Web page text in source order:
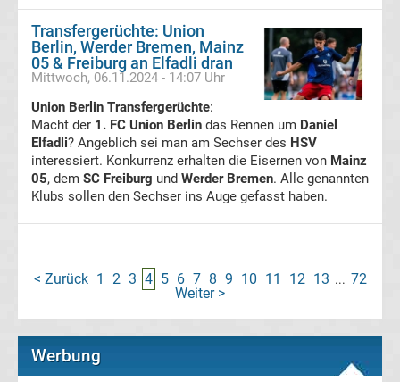
TV
Tabellen
Ergebnisse
International:
La
Liga
Ergebnisse
La
Liga
Transfergerüchte: Union
Berlin, Werder Bremen, Mainz
05 & Freiburg an Elfadli dran
Mittwoch, 06.11.2024 - 14:07 Uhr
Union Berlin Transfergerüchte:
Macht der 1. FC Union Berlin das Rennen um Daniel
Elfadli? Angeblich sei man am Sechser des HSV
interessiert. Konkurrenz erhalten die Eisernen von Mainz
05, dem SC Freiburg und Werder Bremen. Alle genannten
Klubs sollen den Sechser ins Auge gefasst haben.
< Zurück 1 2 3 4 5 6 7 8 9 10 11 12 13 ... 72
Weiter >
Werbung